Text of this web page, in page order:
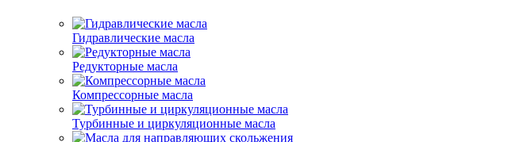
Гидравлические масла
Редукторные масла
Компрессорные масла
Турбинные и циркуляционные масла